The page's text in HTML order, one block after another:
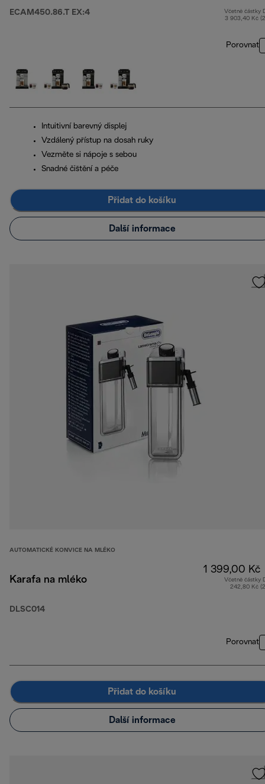
ECAM450.86.T EX:4
Včetně částky
3 903,40 Kč
Porovnat
Intuitivní barevný displej
Vzdálený přístup na dosah ruky
Vezměte si nápoje s sebou
Snadné čištění a péče
Přidat do košíku
Další informace
AUTOMATICKÉ KONVICE NA MLÉKO
Karafa na mléko
DLSC014
1 399,00 Kč
Včetně částky
242,80 Kč
Porovnat
Přidat do košíku
Další informace